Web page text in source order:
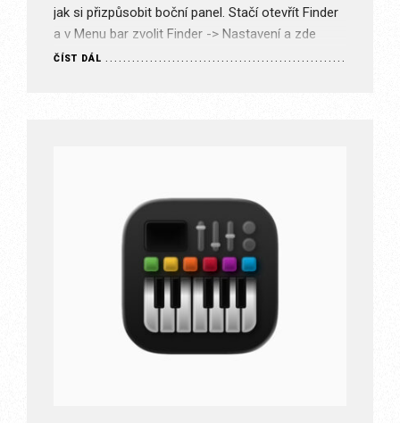
jak si přizpůsobit boční panel. Stačí otevřít Finder
a v Menu bar zvolit Finder -> Nastavení a zde
zvolit záložku boční panel. Zde…
ČÍST DÁL